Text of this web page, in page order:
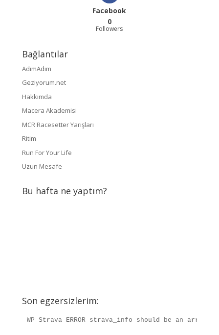
Facebook
0
Followers
Bağlantılar
AdımAdım
Geziyorum.net
Hakkımda
Macera Akademisi
MCR Racesetter Yarışları
Ritim
Run For Your Life
Uzun Mesafe
Bu hafta ne yaptım?
Son egzersizlerim:
WP Strava ERROR strava_info should be an